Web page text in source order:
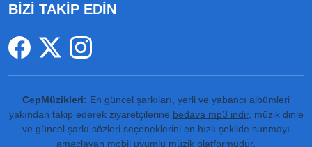
BİZİ TAKİP EDİN
CepMüzikleri: En güncel şarkıları, yerli ve yabancı albümleri
yakından takip ederek ziyaretçilerine bedava mp3 indir, müzik dinle
ve güncel şarkı sözleri seçeneklerini en hızlı şekilde sunmayı
amaçlayan mobil uyumlu müzik platformudur.